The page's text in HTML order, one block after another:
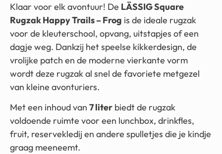
Klaar voor elk avontuur! De LÄSSIG Square
Rugzak Happy Trails – Frog is de ideale rugzak
voor de kleuterschool, opvang, uitstapjes of een
dagje weg. Dankzij het speelse kikkerdesign, de
vrolijke patch en de moderne vierkante vorm
wordt deze rugzak al snel de favoriete metgezel
van kleine avonturiers.
Met een inhoud van 7 liter biedt de rugzak
voldoende ruimte voor een lunchbox, drinkfles,
fruit, reservekledij en andere spulletjes die je kindje
graag meeneemt.